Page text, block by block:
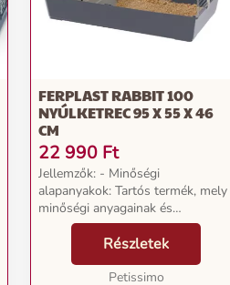
FERPLAST RABBIT 100
NYÚLKETREC 95 X 55 X 46
CM
22 990 Ft
Jellemzők: - Minőségi
alapanyakok: Tartós termék, mely
minőségi anyagainak és
kivitelének köszönhetően évekig a
Kedvenced lakhelye lesz. -
Oldalán teljes szélességében
nyitható: A nyúlketrec hosszabbi...
Részletek
Petissimo